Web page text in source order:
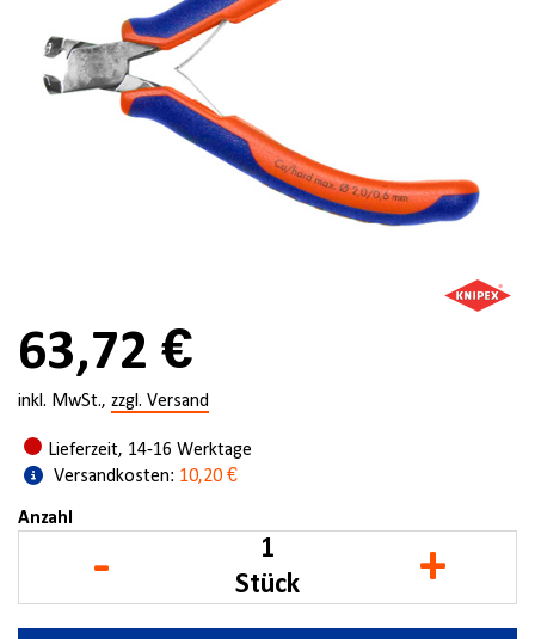
63,72 €
inkl. MwSt., zzgl. Versand
Lieferzeit, 14-16 Werktage
Versandkosten: 10,20 €
Anzahl
- Stück +